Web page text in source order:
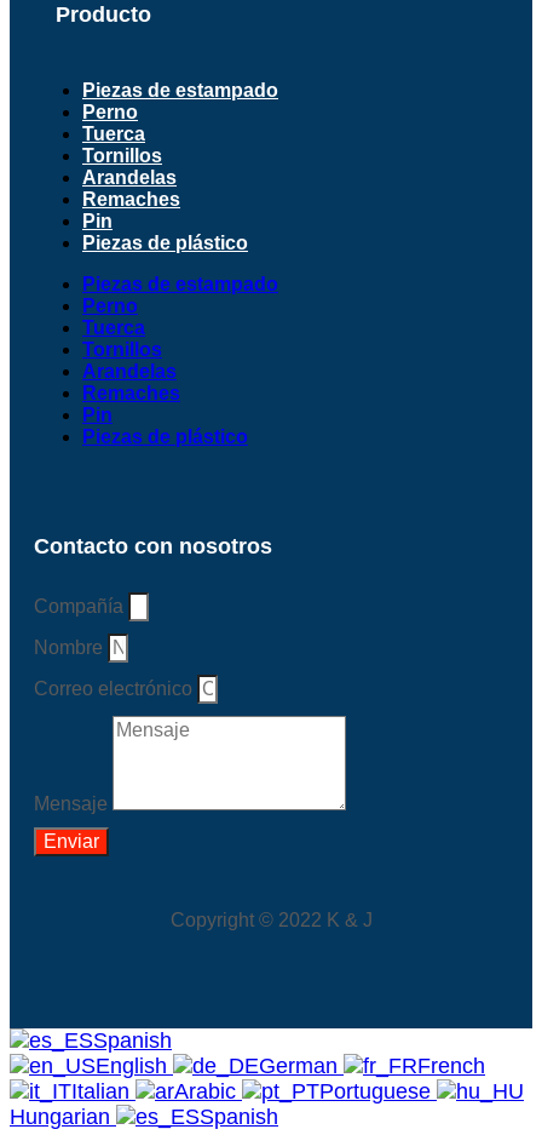
Producto
Piezas de estampado
Perno
Tuerca
Tornillos
Arandelas
Remaches
Pin
Piezas de plástico
Piezas de estampado
Perno
Tuerca
Tornillos
Arandelas
Remaches
Pin
Piezas de plástico
Contacto con nosotros
Compañía
Nombre
Correo electrónico
Mensaje
Enviar
Copyright © 2022 K & J
Spanish
English
German
French
Italian
Arabic
Portuguese
Hungarian
Spanish